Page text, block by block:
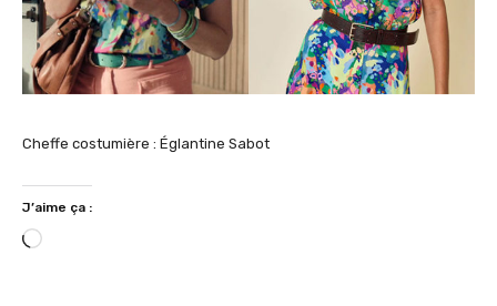
Cheffe costumière : Églantine Sabot
J’aime ça :
C